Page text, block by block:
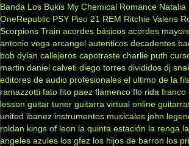
Banda Los Bukis My Chemical Romance Natalia
OneRepublic PSY Piso 21 REM Ritchie Valens
Scorpions Train acordes básicos acordes
antonio vega arcangel autenticos decadentes
bob dylan callejeros capotraste charlie puth
martin daniel calveti diego torres divididos dj
editores de audio profesionales el ultimo de la
ramazzotti fato fito paez flamenco flo rida franco
lesson guitar tuner guitarra virtual online
united ibanez instrumentos musicales john
roldan kings of leon la quinta estación la renga
angeles azules los gfez los hijos de barron los